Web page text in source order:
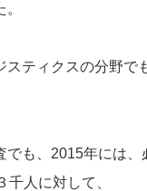
スティクスの分野で
でも、2015年には、
千人に対して、